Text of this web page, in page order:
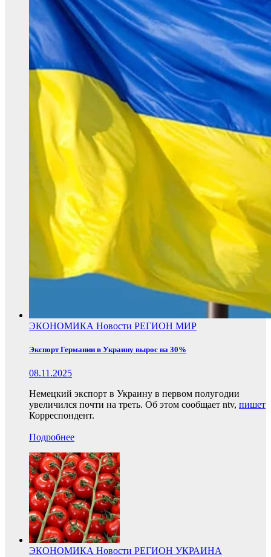
ЭКОНОМИКА Новости РЕГИОН МИР
Экспорт Германии в Украину вырос на 30%
08.11.2025
Немецкий экспорт в Украину в первом полугодии
увеличился почти на треть. Об этом сообщает ntv, пишет
Корреспондент.
Подробнее
ЭКОНОМИКА Новости РЕГИОН УКРАИНА